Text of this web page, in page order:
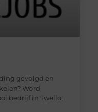
gevolgd en
Word
bedrijf in Twello!